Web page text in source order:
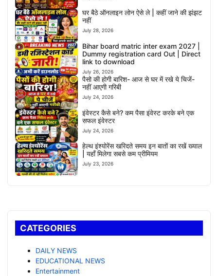
घर बैठे ऑनलाइन लोन ऐसे ले | कहीं जाने की झंझट
नहीं
July 28, 2026
Bihar board matric inter exam 2027 |
Dummy registration card Out | Direct
link to download
July 26, 2026
पैसो की होगी बारिश- आज से घर में रखे ये चिजें-
नहीं आएगी गरिबी
July 24, 2026
इंवेस्टर कैसे बने? कम पैसा इंवेस्ट करके बने एक
सफल इंवेस्टर
July 24, 2026
हेल्थ इंश्योरेंस खरिदते समय इन बातों का रखें ख्याल
| यहाँ मिलेगा सबसे कम प्रीमियम
July 23, 2026
CATEGORIES
DAILY NEWS
EDUCATIONAL NEWS
Entertainment